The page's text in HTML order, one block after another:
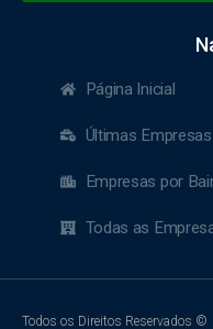
Página Inicial
Últimas
Empresas por
Todas as
Todos os Direitos Reservados ©